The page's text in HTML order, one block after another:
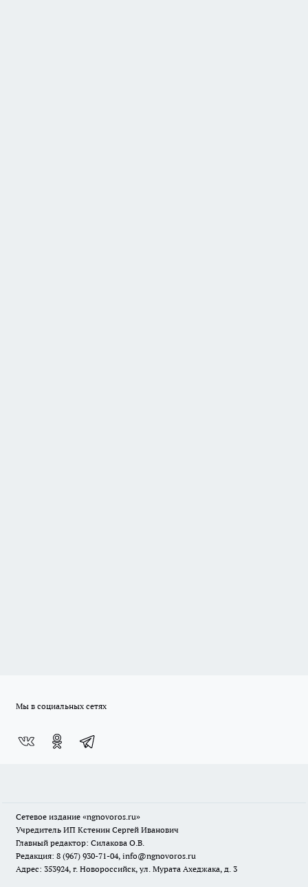
Мы в социальных сетях
Сетевое издание «ngnovoros.ru»
Учредитель ИП Кстенин Сергей Иванович
Главный редактор: Силакова О.В.
Редакция: 8 (967) 930-71-04, info@ngnovoros.ru
Адрес: 353924, г. Новороссийск, ул. Мурата Ахеджака, д. 3